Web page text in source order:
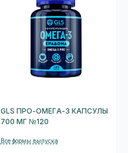
GLS ПРО-ОМЕГА-3 КАПСУЛЫ
700 МГ №120
Все формы выпуска